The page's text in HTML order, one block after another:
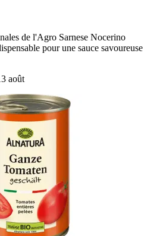
de l'Agro Sarnese Nocerino
pour une sauce savoureuse
août